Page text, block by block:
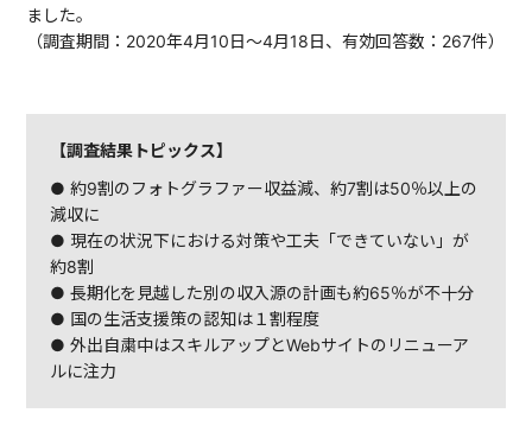
ました。
（調査期間：2020年4月10日～4月18日、有効回答数：267件）
【調査結果トピックス】
● 約9割のフォトグラファー収益減、約7割は50％以上の
減収に
● 現在の状況下における対策や工夫「できていない」が
約8割
● 長期化を見越した別の収入源の計画も約65％が不十分
● 国の生活支援策の認知は１割程度
● 外出自粛中はスキルアップとWebサイトのリニューア
ルに注力